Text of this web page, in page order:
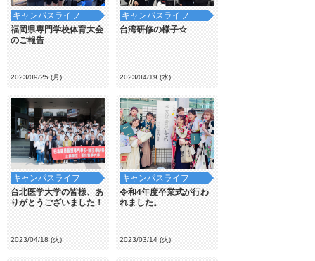
キャンパスライフ
福岡県専門学校体育大会
のご報告
2023/09/25 (月)
キャンパスライフ
台湾研修の様子☆
2023/04/19 (水)
キャンパスライフ
台北医学大学の皆様、あ
りがとうございました！
2023/04/18 (火)
キャンパスライフ
令和4年度卒業式が行わ
れました。
2023/03/14 (火)